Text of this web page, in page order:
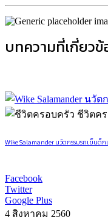
บทความที่เกี่ยวข้
ชีวิตค
Wike Salamander นวัตกรรมรถเข็นด็ก
Facebook
Twitter
Google Plus
4 สิงหาคม 2560